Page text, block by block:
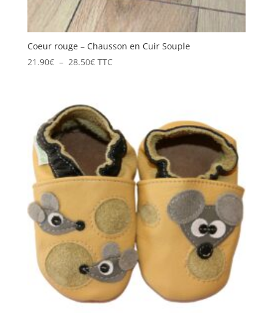
Coeur rouge – Chausson en Cuir Souple
21.90€ – 28.50€Plage
à
28.50€
TTC